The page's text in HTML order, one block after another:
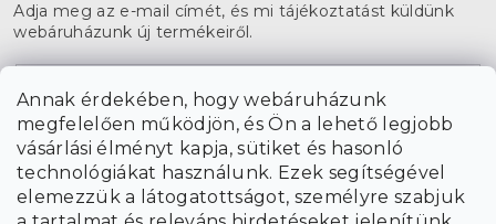
Annak érdekében, hogy webáruházunk
megfelelően működjön, és Ön a lehető legjobb
vásárlási élményt kapja, sütiket és hasonló
technológiákat használunk. Ezek segítségével
elemezzük a látogatottságot, személyre szabjuk
Adja meg az e-mail címét, és mi tájékoztatást küldünk
webáruházunk új termékeiről.
A hírlevelekre való feliratkozással egyetérteka személyes
adatok feldolgozásával.
FELIRATKOZÁS